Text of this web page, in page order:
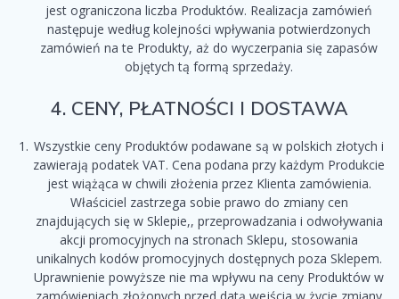
jest ograniczona liczba Produktów. Realizacja zamówień
następuje według kolejności wpływania potwierdzonych
zamówień na te Produkty, aż do wyczerpania się zapasów
objętych tą formą sprzedaży.
4. CENY, PŁATNOŚCI I DOSTAWA
Wszystkie ceny Produktów podawane są w polskich złotych i
zawierają podatek VAT. Cena podana przy każdym Produkcie
jest wiążąca w chwili złożenia przez Klienta zamówienia.
Właściciel zastrzega sobie prawo do zmiany cen
znajdujących się w Sklepie,, przeprowadzania i odwoływania
akcji promocyjnych na stronach Sklepu, stosowania
unikalnych kodów promocyjnych dostępnych poza Sklepem.
Uprawnienie powyższe nie ma wpływu na ceny Produktów w